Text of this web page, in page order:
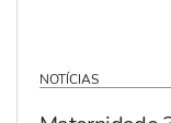
NOTÍCIAS